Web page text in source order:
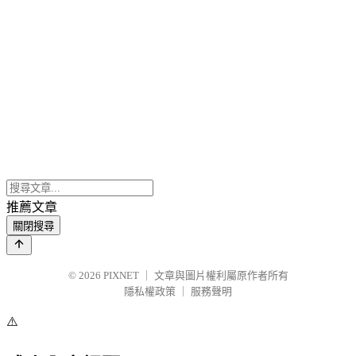
推薦文章
關閉搜尋
© 2026 PIXNET
文章與圖片權利屬原作者所有
隱私權政策
服務聲明
⚠️